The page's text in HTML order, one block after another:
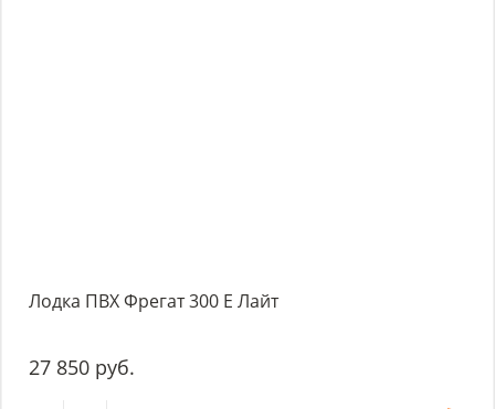
Лодка ПВХ Фрегат 300 Е Лайт
27 850 руб.